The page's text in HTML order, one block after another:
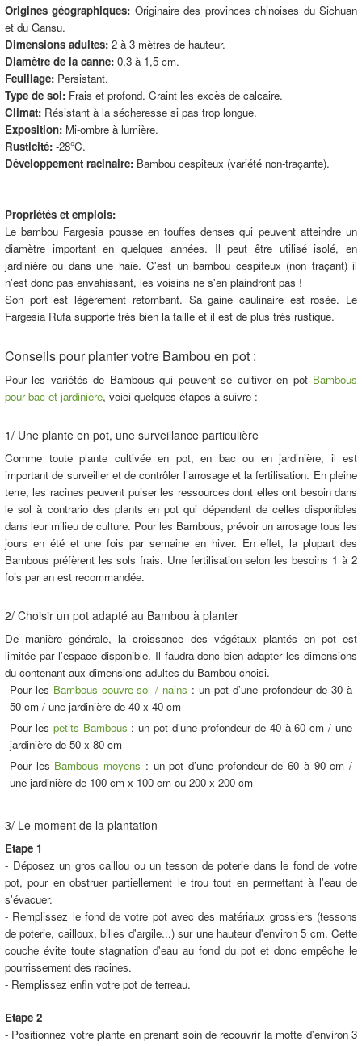
Origines géographiques: Originaire des provinces chinoises du Sichuan
et du Gansu.
Dimensions adultes: 2 à 3 mètres de hauteur.
Diamètre de la canne: 0,3 à 1,5 cm.
Feuillage: Persistant.
Type de sol: Frais et profond. Craint les excès de calcaire.
Climat: Résistant à la sécheresse si pas trop longue.
Exposition: Mi-ombre à lumière.
Rusticité: -28°C.
Développement racinaire: Bambou cespiteux (variété non-traçante).
Propriétés et emplois:
Le bambou Fargesia pousse en touffes denses qui peuvent atteindre un
diamètre important en quelques années. Il peut être utilisé isolé, en
jardinière ou dans une haie. C'est un bambou cespiteux (non traçant) il
n'est donc pas envahissant, les voisins ne s'en plaindront pas !
Son port est légèrement retombant. Sa gaine caulinaire est rosée. Le
Fargesia Rufa supporte très bien la taille et il est de plus très rustique.
Conseils pour planter votre Bambou en pot :
Pour les variétés de Bambous qui peuvent se cultiver en pot Bambous
pour bac et jardinière, voici quelques étapes à suivre :
1/ Une plante en pot, une surveillance particulière
Comme toute plante cultivée en pot, en bac ou en jardinière, il est
important de surveiller et de contrôler l’arrosage et la fertilisation. En pleine
terre, les racines peuvent puiser les ressources dont elles ont besoin dans
le sol à contrario des plants en pot qui dépendent de celles disponibles
dans leur milieu de culture. Pour les Bambous, prévoir un arrosage tous les
jours en été et une fois par semaine en hiver. En effet, la plupart des
Bambous préfèrent les sols frais. Une fertilisation selon les besoins 1 à 2
fois par an est recommandée.
2/ Choisir un pot adapté au Bambou à planter
De manière générale, la croissance des végétaux plantés en pot est
limitée par l’espace disponible. Il faudra donc bien adapter les dimensions
du contenant aux dimensions adultes du Bambou choisi.
Pour les Bambous couvre-sol / nains : un pot d’une profondeur de 30 à
50 cm / une jardinière de 40 x 40 cm
Pour les petits Bambous : un pot d’une profondeur de 40 à 60 cm / une
jardinière de 50 x 80 cm
Pour les Bambous moyens : un pot d’une profondeur de 60 à 90 cm /
une jardinière de 100 cm x 100 cm ou 200 x 200 cm
3/ Le moment de la plantation
Etape 1
- Déposez un gros caillou ou un tesson de poterie dans le fond de votre
pot, pour en obstruer partiellement le trou tout en permettant à l'eau de
s'évacuer.
- Remplissez le fond de votre pot avec des matériaux grossiers (tessons
de poterie, cailloux, billes d'argile...) sur une hauteur d'environ 5 cm. Cette
couche évite toute stagnation d'eau au fond du pot et donc empêche le
pourrissement des racines.
- Remplissez enfin votre pot de terreau.
Etape 2
- Positionnez votre plante en prenant soin de recouvrir la motte d'environ 3